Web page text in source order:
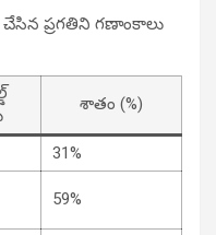
ప్రగతిని గణాంకాలు
శాతం (%)
31%
59%